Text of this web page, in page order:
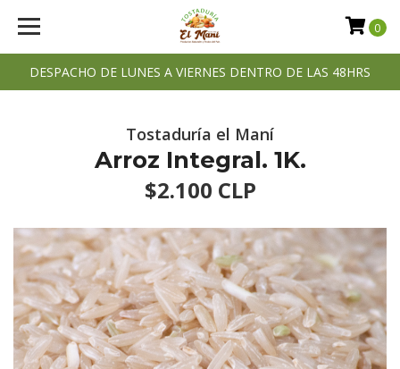
DESPACHO DE LUNES A VIERNES DENTRO DE LAS 48HRS
0
Tostaduría el Maní
Arroz Integral. 1K.
$2.100 CLP